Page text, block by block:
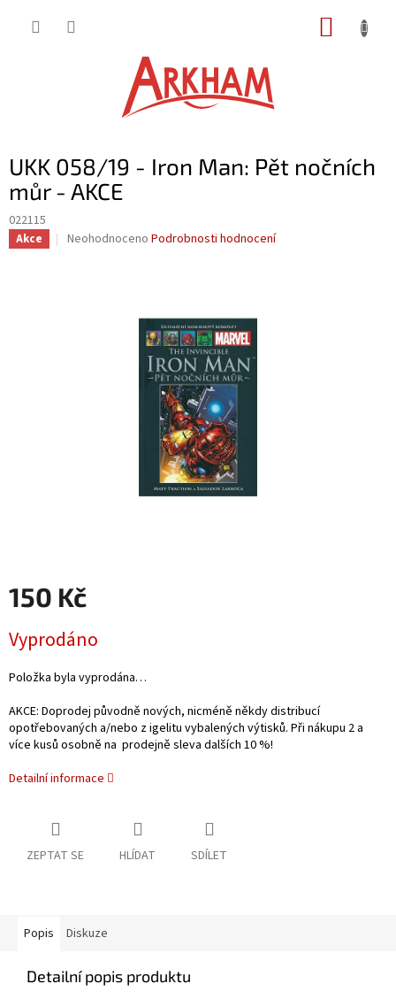
UKK 058/19 - Iron Man: Pět nočních
můr - AKCE
022115
Akce
Průměrné
Neohodnoceno Podrobnosti hodnocení
150 Kč
cena:
Vyprodáno
Položka byla vyprodána…
AKCE: Doprodej původně nových, nicméně někdy distribucí
opotřebovaných a/nebo z igelitu vybalených výtisků. Při nákupu 2 a
více kusů osobně na prodejně sleva dalších 10 %!
Detailní informace
ZEPTAT SE HLÍDAT SDÍLET
Popis Diskuze
Detailní popis produktu